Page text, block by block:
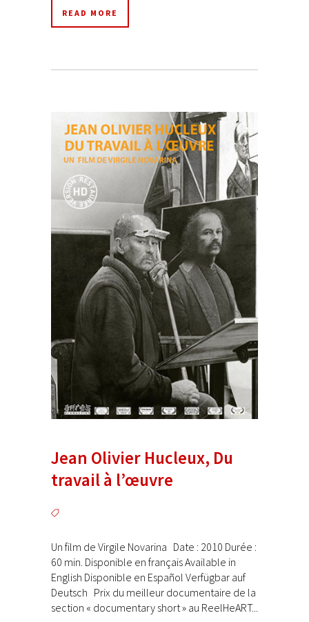
READ MORE
Jean Olivier Hucleux, Du
travail à l’œuvre
Un film de Virgile Novarina Date : 2010 Durée :
60 min. Disponible en français Available in
English Disponible en Español Verfügbar auf
Deutsch Prix du meilleur documentaire de la
section « documentary short » au ReelHeART...